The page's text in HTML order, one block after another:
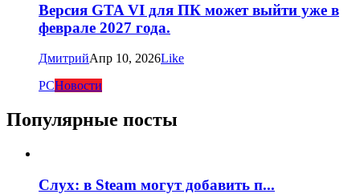
Версия GTA VI для ПК может выйти уже в
феврале 2027 года.
ДмитрийАпр 10, 2026Like
PCНовости
Популярные посты
Слух: в Steam могут добавить п...